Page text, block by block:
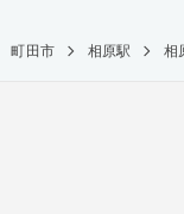
町田市 相原駅 相